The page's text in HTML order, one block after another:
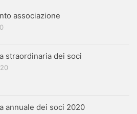
associazione
straordinaria dei soci
annuale dei soci 2020